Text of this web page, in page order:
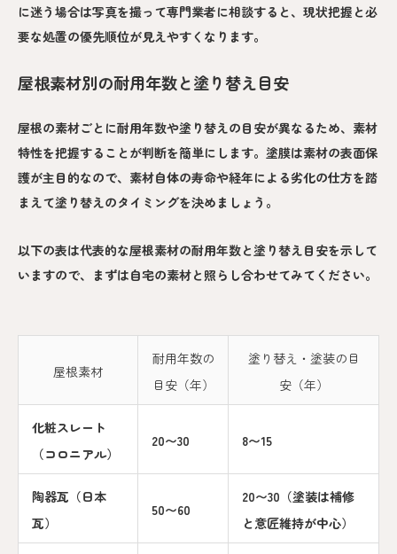
に迷う場合は写真を撮って専門業者に相談すると、現状把握と必
要な処置の優先順位が見えやすくなります。
屋根素材別の耐用年数と塗り替え目安
屋根の素材ごとに耐用年数や塗り替えの目安が異なるため、素材
特性を把握することが判断を簡単にします。塗膜は素材の表面保
護が主目的なので、素材自体の寿命や経年による劣化の仕方を踏
まえて塗り替えのタイミングを決めましょう。
以下の表は代表的な屋根素材の耐用年数と塗り替え目安を示して
いますので、まずは自宅の素材と照らし合わせてみてください。
屋根素材
耐用年数の
目安（年）
塗り替え・塗装の目
安（年）
化粧スレート
（コロニアル）
20〜30 8〜15
陶器瓦（日本
瓦）
50〜60
20〜30（塗装は補修
と意匠維持が中心）